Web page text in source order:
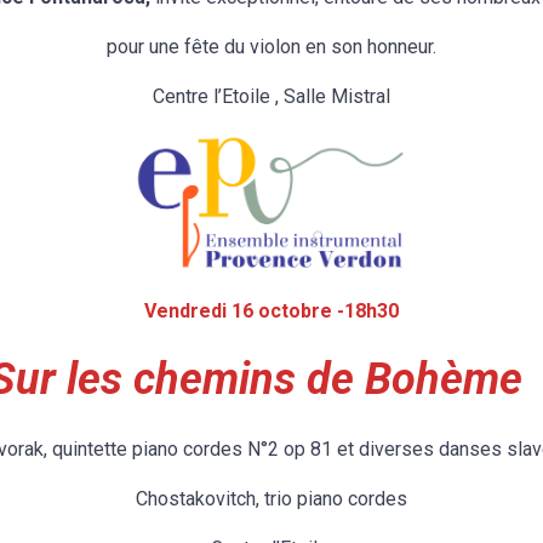
pour une fête du violon en son honneur.
Centre l’Etoile , Salle Mistral
Vendredi 16 octobre -18h30
les chemins de Bohème
quintette piano cordes N°2 op 81 et diverses danses
Chostakovitch, trio piano cordes